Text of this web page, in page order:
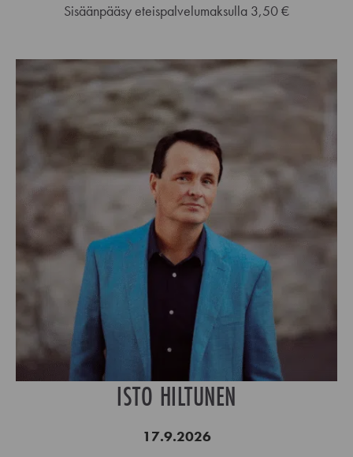
Sisäänpääsy eteispalvelumaksulla 3,50 €
ISTO HILTUNEN
17.9.2026